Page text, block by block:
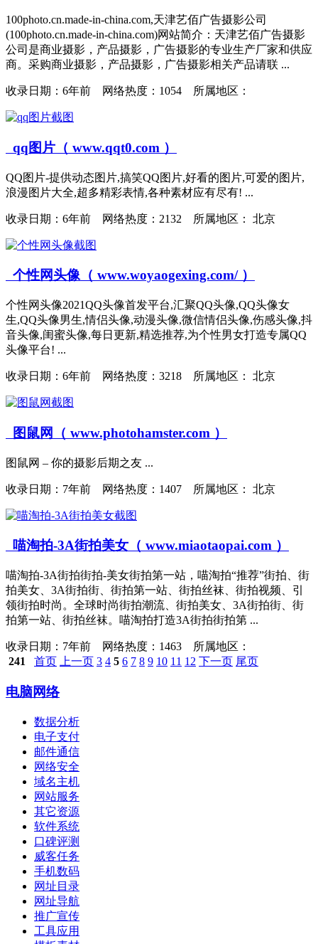
100photo.cn.made-in-china.com,天津艺佰广告摄影公司
(100photo.cn.made-in-china.com)网站简介：天津艺佰广告摄影
公司是商业摄影，产品摄影，广告摄影的专业生产厂家和供应
商。采购商业摄影，产品摄影，广告摄影相关产品请联 ...
收录日期： 6年前 网络热度：1054 所属地区：
qq图片（ www.qqt0.com ）
QQ图片-提供动态图片,搞笑QQ图片,好看的图片,可爱的图片,
浪漫图片大全,超多精彩表情,各种素材应有尽有! ...
收录日期： 6年前 网络热度：2132 所属地区： 北京
个性网头像（ www.woyaogexing.com/ ）
个性网头像2021QQ头像首发平台,汇聚QQ头像,QQ头像女
生,QQ头像男生,情侣头像,动漫头像,微信情侣头像,伤感头像,抖
音头像,闺蜜头像,每日更新,精选推荐,为个性男女打造专属QQ
头像平台! ...
收录日期： 6年前 网络热度：3218 所属地区： 北京
图鼠网（ www.photohamster.com ）
图鼠网 – 你的摄影后期之友 ...
收录日期： 7年前 网络热度：1407 所属地区： 北京
喵淘拍-3A街拍美女（ www.miaotaopai.com ）
喵淘拍-3A街拍街拍-美女街拍第一站，喵淘拍“推荐”街拍、街
拍美女、3A街拍街、街拍第一站、街拍丝袜、街拍视频、引
领街拍时尚。全球时尚街拍潮流、街拍美女、3A街拍街、街
拍第一站、街拍丝袜。喵淘拍打造3A街拍街拍第 ...
收录日期： 7年前 网络热度：1463 所属地区：
241
首页 上一页 3 4 5 6 7 8 9 10 11 12 下一页 尾页
电脑网络
数据分析
电子支付
邮件通信
网络安全
域名主机
网站服务
其它资源
软件系统
口碑评测
威客任务
手机数码
网址目录
网址导航
推广宣传
工具应用